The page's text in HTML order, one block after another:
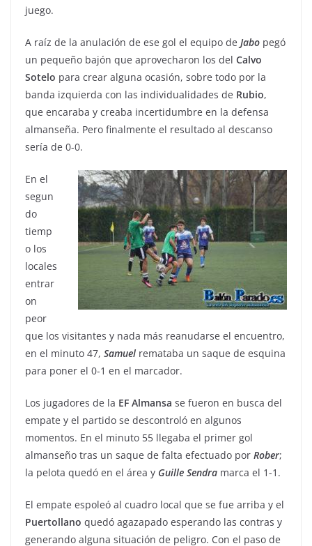
juego.
A raíz de la anulación de ese gol el equipo de Jabo pegó
un pequeño bajón que aprovecharon los del Calvo
Sotelo para crear alguna ocasión, sobre todo por la
banda izquierda con las individualidades de Rubio,
que encaraba y creaba incertidumbre en la defensa
almanseña. Pero finalmente el resultado al descanso
sería de 0-0.
En el
segun
do
tiemp
o los
locales
entrar
on
peor
que los visitantes y nada más reanudarse el encuentro,
en el minuto 47, Samuel remataba un saque de esquina
para poner el 0-1 en el marcador.
Los jugadores de la EF Almansa se fueron en busca del
empate y el partido se descontroló en algunos
momentos. En el minuto 55 llegaba el primer gol
almanseño tras un saque de falta efectuado por Rober;
la pelota quedó en el área y Guille Sendra marca el 1-1.
El empate espoleó al cuadro local que se fue arriba y el
Puertollano quedó agazapado esperando las contras y
generando alguna situación de peligro. Con el paso de